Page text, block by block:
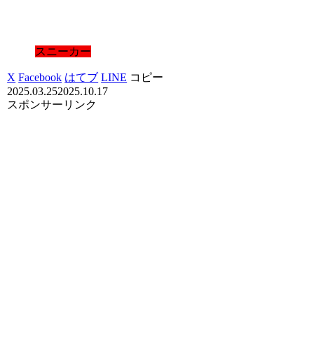
スニーカー
X Facebook はてブ LINE コピー
2025.03.252025.10.17
スポンサーリンク